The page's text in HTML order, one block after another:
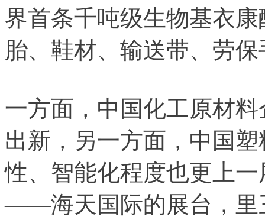
界首条千吨级生物基衣
胎、鞋材、输送带、劳
一方面，中国化工原材
出新，另一方面，中国
性、智能化程度也更上
——海天国际的展台，里